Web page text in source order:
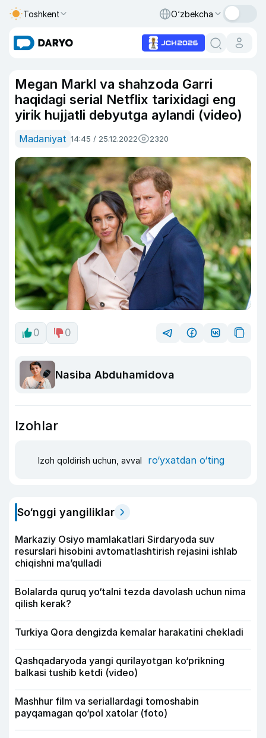
Toshkent O‘zbekcha
Megan Markl va shahzoda Garri
haqidagi serial Netflix tarixidagi eng
yirik hujjatli debyutga aylandi (video)
Madaniyat 14:45 / 25.12.2022 2320
0 0
Nasiba Abduhamidova
Izohlar
Izoh qoldirish uchun, avval ro‘yxatdan o‘ting
So‘nggi yangiliklar
Markaziy Osiyo mamlakatlari Sirdaryoda suv
resurslari hisobini avtomatlashtirish rejasini ishlab
chiqishni ma’qulladi
Bolalarda quruq yo‘talni tezda davolash uchun nima
qilish kerak?
Turkiya Qora dengizda kemalar harakatini chekladi
Qashqadaryoda yangi qurilayotgan ko‘prikning
balkasi tushib ketdi (video)
Mashhur film va seriallardagi tomoshabin
payqamagan qo‘pol xatolar (foto)